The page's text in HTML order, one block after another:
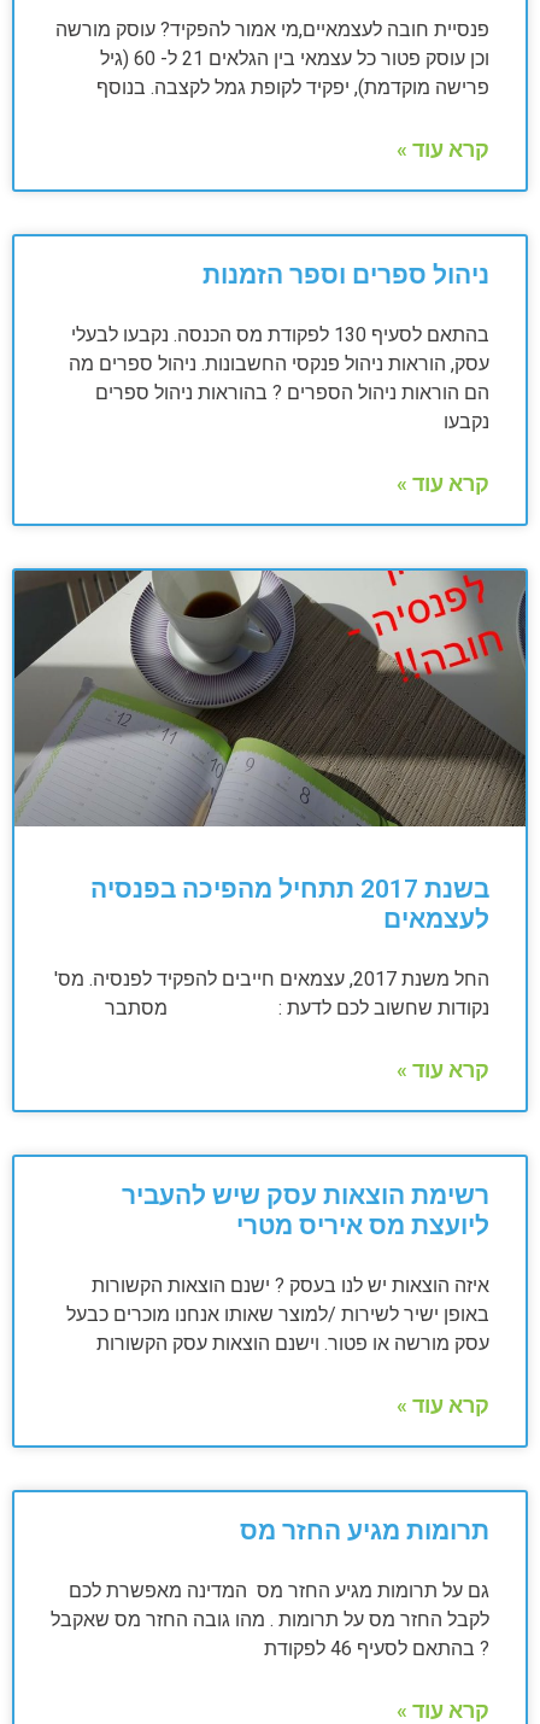
פנסיית חובה לעצמאיים,מי אמור להפקיד? עוסק מורשה
וכן עוסק פטור כל עצמאי בין הגלאים 21 ל- 60 (גיל
פרישה מוקדמת), יפקיד לקופת גמל לקצבה. בנוסף
קרא עוד »
ניהול ספרים וספר הזמנות
בהתאם לסעיף 130 לפקודת מס הכנסה. נקבעו לבעלי
עסק, הוראות ניהול פנקסי החשבונות. ניהול ספרים מה
הם הוראות ניהול הספרים ? בהוראות ניהול ספרים
נקבעו
קרא עוד »
בשנת 2017 תתחיל מהפיכה בפנסיה
לעצמאים
החל משנת 2017, עצמאים חייבים להפקיד לפנסיה. מס'
נקודות שחשוב לכם לדעת : מסתבר
קרא עוד »
רשימת הוצאות עסק שיש להעביר
ליועצת מס איריס מטרי
איזה הוצאות יש לנו בעסק ? ישנם הוצאות הקשורות
באופן ישיר לשירות /למוצר שאותו אנחנו מוכרים כבעל
עסק מורשה או פטור. וישנם הוצאות עסק הקשורות
קרא עוד »
תרומות מגיע החזר מס
גם על תרומות מגיע החזר מס המדינה מאפשרת לכם
לקבל החזר מס על תרומות . מהו גובה החזר מס שאקבל
? בהתאם לסעיף 46 לפקודת
קרא עוד »